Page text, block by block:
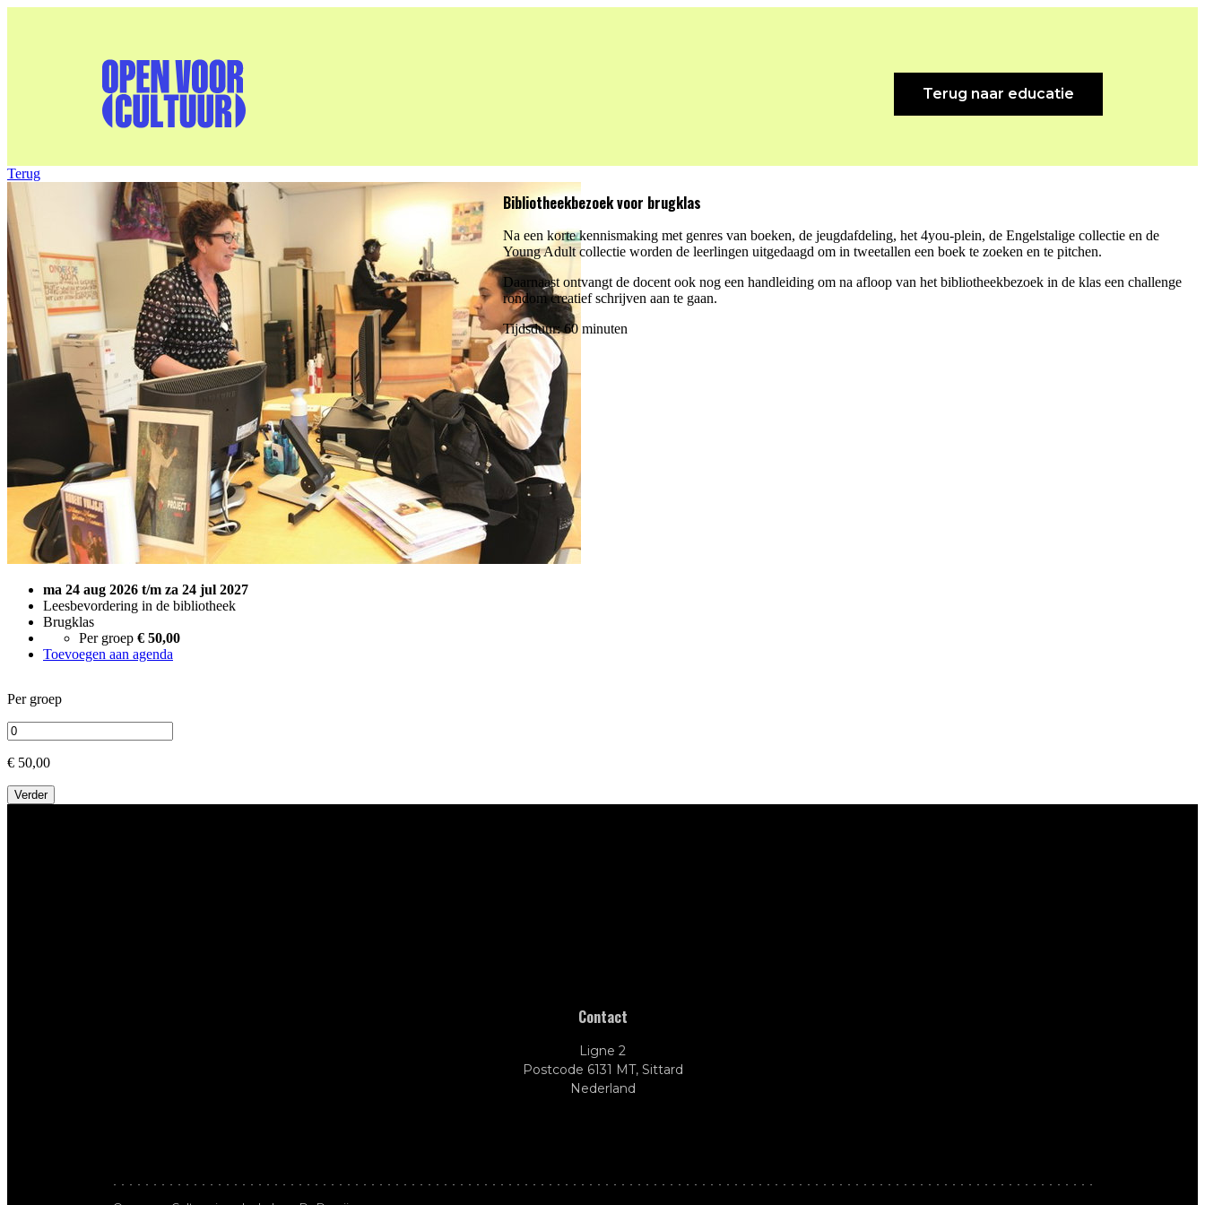
Terug naar educatie
Terug
ma 24 aug 2026 t/m za 24 jul 2027
Leesbevordering in de bibliotheek
Brugklas
Per groep € 50,00
Toevoegen aan agenda
Bibliotheekbezoek voor brugklas
Na een korte kennismaking met genres van boeken, de jeugdafdeling, het 4you-plein, de Engelstalige collectie en de
Young Adult collectie worden de leerlingen uitgedaagd om in tweetallen een boek te zoeken en te pitchen.
Daarnaast ontvangt de docent ook nog een handleiding om na afloop van het bibliotheekbezoek in de klas een challenge
rondom creatief schrijven aan te gaan.
Tijdsduur: 60 minuten
Per groep
€ 50,00
Verder
Contact
Ligne 2
Postcode 6131 MT, Sittard
Nederland